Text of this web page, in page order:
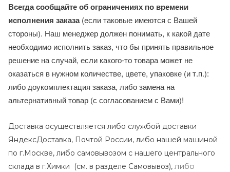
Всегда сообщайте об ограничениях по времени
исполнения заказа(если таковые имеются с Вашей
стороны). Наш менеджер должен понимать, к какой дате
необходимо исполнить заказ, что бы принять правильное
решение на случай, если какого-то товара может не
оказаться в нужном количестве, цвете, упаковке (и т.п.):
либо доукомплектация заказа, либо замена на
альтернативный товар (с согласованием с Вами)!
Доставка осуществляется либо службой доставки
ЯндексДоставка, Почтой России, либо нашей машиной
по г.Москве, либо самовывозом с нашего центрального
склада в г.Химки (см. в разделе Самовывоз), либо